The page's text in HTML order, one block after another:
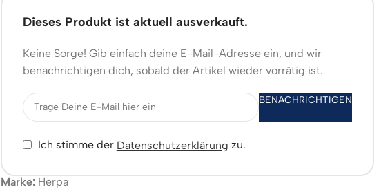
Dieses Produkt ist aktuell ausverkauft.
Keine Sorge! Gib einfach deine E-Mail-Adresse ein, und wir
benachrichtigen dich, sobald der Artikel wieder vorrätig ist.
BENACHRICHTIGEN
Ich stimme der Datenschutzerklärung zu.
Marke:Herpa